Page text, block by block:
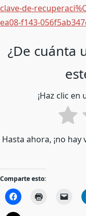
clave-de-
ea08-f143-
¿De cuánta
¡Haz clic
Hasta ahora, ¡no
Comparte esto: